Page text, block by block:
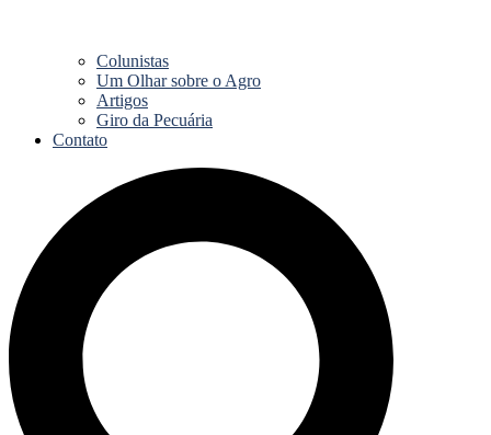
Colunistas
Um Olhar sobre o Agro
Artigos
Giro da Pecuária
Contato